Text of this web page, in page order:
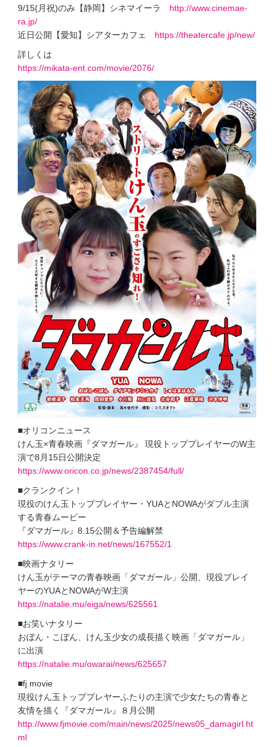
9/15(月祝)のみ【静岡】シネマイーラ http://www.cinemae-
ra.jp/
近日公開【愛知】シアターカフェ https://theatercafe.jp/new/
詳しくは
https://mikata-ent.com/movie/2076/
■オリコンニュース
けん玉×青春映画『ダマガール』 現役トッププレイヤーのW主
演で8月15日公開決定
https://www.oricon.co.jp/news/2387454/full/
■クランクイン！
現役のけん玉トッププレイヤー・YUAとNOWAがダブル主演
する青春ムービー
『ダマガール』8.15公開＆予告編解禁
https://www.crank-in.net/news/167552/1
■映画ナタリー
けん玉がテーマの青春映画「ダマガール」公開、現役プレイ
ヤーのYUAとNOWAがW主演
https://natalie.mu/eiga/news/625561
■お笑いナタリー
おぼん・こぼん、けん玉少女の成長描く映画「ダマガール」
に出演
https://natalie.mu/owarai/news/625657
■fj movie
現役けん玉トッププレヤーふたりの主演で少女たちの青春と
友情を描く『ダマガール』８月公開
http://www.fjmovie.com/main/news/2025/news05_damagirl.ht
ml